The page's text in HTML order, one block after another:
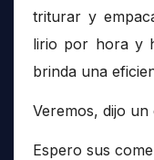
triturar y
lirio por hora y
brinda una
Veremos, dijo un
Espero sus